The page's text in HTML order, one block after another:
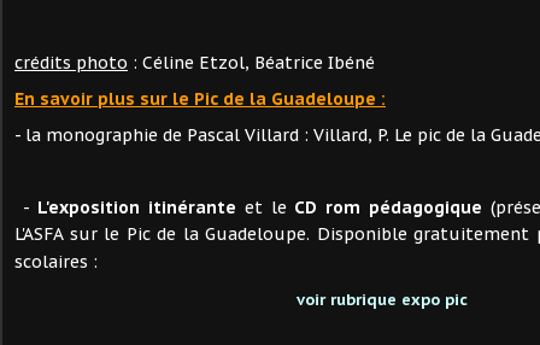
crédits photo : Céline Etzol, Béatrice Ibéné
En savoir plus sur le Pic de la Guadeloupe :
- la monographie de Pascal Villard : Villard, P. Le pic de la
- L'exposition itinérante et le CD rom pédagogique
L'ASFA sur le Pic de la Guadeloupe. Disponible
scolaires :
voir rubrique expo pic